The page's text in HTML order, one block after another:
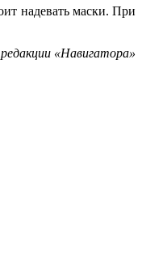
надевать маски. При
«Навигатора»